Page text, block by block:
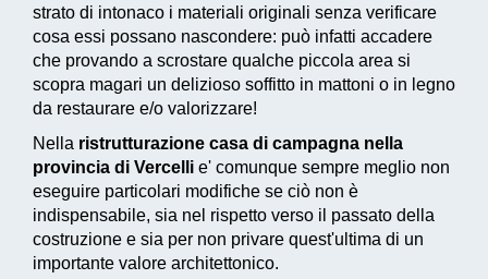
strato di intonaco i materiali originali senza verificare
cosa essi possano nascondere: può infatti accadere
che provando a scrostare qualche piccola area si
scopra magari un delizioso soffitto in mattoni o in legno
da restaurare e/o valorizzare!
Nella ristrutturazione casa di campagna nella
provincia di Vercelli e' comunque sempre meglio non
eseguire particolari modifiche se ciò non è
indispensabile, sia nel rispetto verso il passato della
costruzione e sia per non privare quest'ultima di un
importante valore architettonico.